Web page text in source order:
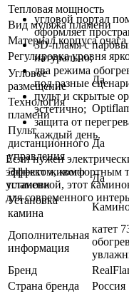
угловой портал
оформляет
3D-пламя с
натурально;
два режима
под разные
пульт и скрытые
эстетично;
защита от
каждый день.
Если нужен
эффектом, комфортным
установкой, этот
для современного
Тепловая мощность
Вид муляжа пламени
Материал корпуса очага
Регулировка уровня
Угловое
размещение
Да
Технология
пламени
Пульт
дистанционного
управления
Да
Эффект живого
пламени
Да
Установка
камина
Дополнительная
информация
катет
Бренд
Страна бренда
Россия